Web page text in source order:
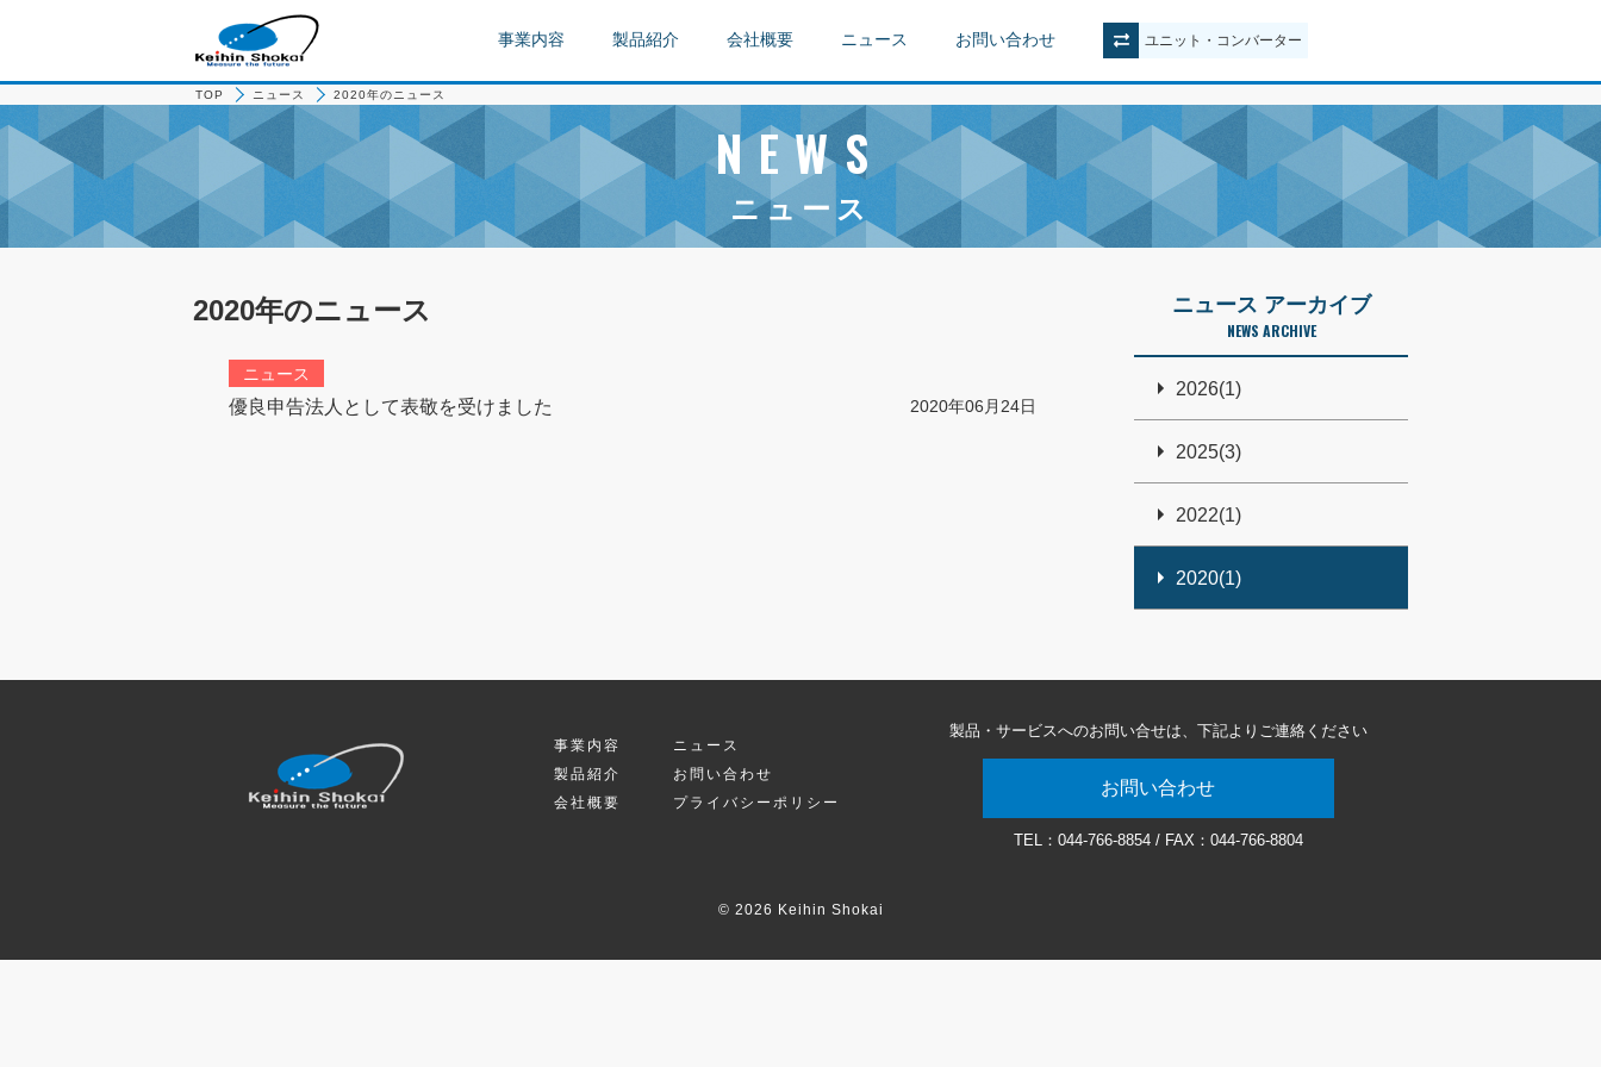
事業内容 製品紹介 会社概要 ニュース お問い合わせ ユニット ・ コンバーター
TOP ニュース 2020年のニュース
NEWS
ニュース
2020年のニュース
ニュース
優良申告法人として表敬を受けました 2020年06月24日
ニュース アーカイブ
NEWS ARCHIVE
2026(1)
2025(3)
2022(1)
2020(1)
事業内容
ニュース
製品紹介
お問い合わせ
会社概要
プライバシーポリシー
製品・サービスへのお問い合せは、 下記よりご連絡ください
お問い合わせ
TEL： 044-766-8854/ FAX：044-766-8804
© 2026 Keihin Shokai